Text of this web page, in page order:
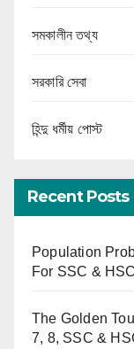
সমকালীন তথ্য
সরকারি সেবা
হিন্দু ধর্মীয় পোস্ট
Recent Posts
Population
For SSC & HSC
The Golden
7, 8, SSC &